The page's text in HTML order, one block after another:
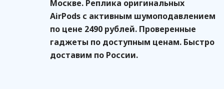
Москве. Реплика оригинальных
AirPods с активным шумоподавлением
по цене 2490 рублей. Проверенные
гаджеты по доступным ценам. Быстро
доставим по России.